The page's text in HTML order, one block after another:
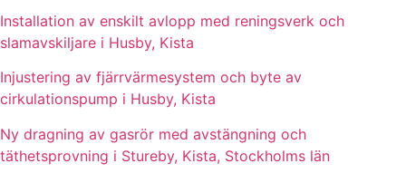
Installation av enskilt avlopp med reningsverk och
slamavskiljare i Husby, Kista
Injustering av fjärrvärmesystem och byte av
cirkulationspump i Husby, Kista
Ny dragning av gasrör med avstängning och
täthetsprovning i Stureby, Kista, Stockholms län